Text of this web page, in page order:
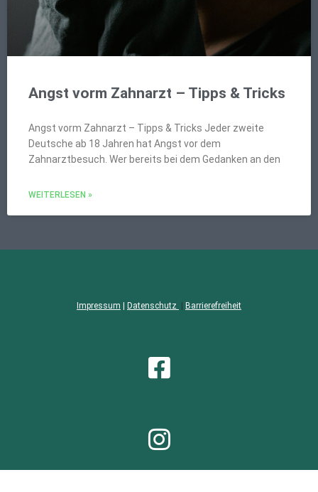
Angst vorm Zahnarzt – Tipps & Tricks
Angst vorm Zahnarzt – Tipps & Tricks Jeder zweite
Deutsche ab 18 Jahren hat Angst vor dem
Zahnarztbesuch. Wer bereits bei dem Gedanken an den
WEITERLESEN »
Impressum | Datenschutz | Barrierefreiheit